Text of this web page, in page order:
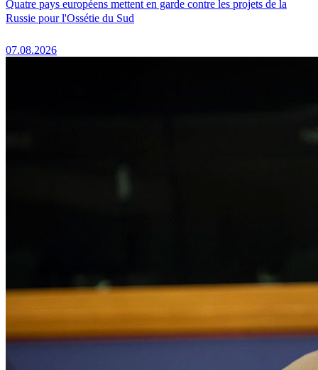
Quatre pays européens mettent en garde contre les projets de la
Russie pour l'Ossétie du Sud
07.08.2026